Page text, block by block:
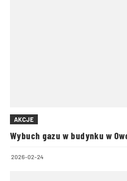
AKCJE
Wybuch gazu w budynku w
2026-02-24